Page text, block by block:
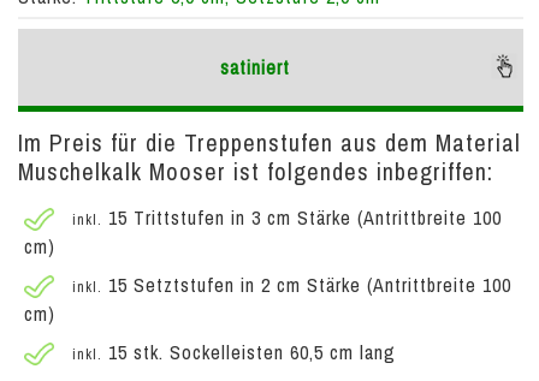
satiniert
Im Preis für die Treppenstufen aus dem Material
Muschelkalk Mooser ist folgendes inbegriffen:
inkl. 15 Trittstufen in 3 cm Stärke (Antrittbreite 100
cm)
inkl. 15 Setztstufen in 2 cm Stärke (Antrittbreite 100
cm)
inkl. 15 stk. Sockelleisten 60,5 cm lang